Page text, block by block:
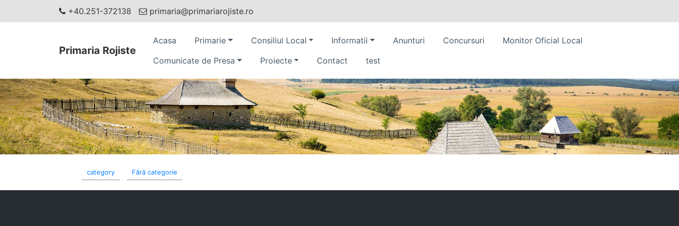
+40.251-372138 primaria@primariarojiste.ro
Primaria Rojiste
Acasa Primarie Consiliul Local Informatii Anunturi Concursuri
Monitor Oficial Local
Comunicate de Presa
Proiecte Contact test
category Fără categorie